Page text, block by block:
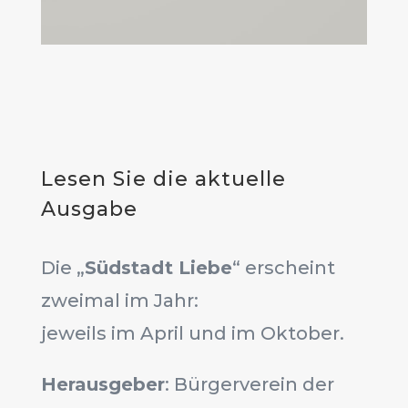
Lesen Sie die aktuelle
Ausgabe
Die „Südstadt Liebe“ erscheint
zweimal im Jahr:
jeweils im April und im Oktober.
Herausgeber: Bürgerverein der